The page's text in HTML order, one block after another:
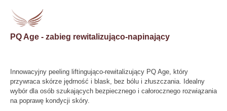
PQ Age - zabieg rewitalizująco-napinający
Innowacyjny peeling liftingująco-rewitalizujący PQ Age, który
przywraca skórze jędrność i blask, bez bólu i złuszczania. Idealny
wybór dla osób szukających bezpiecznego i całorocznego rozwiązania
na poprawę kondycji skóry.